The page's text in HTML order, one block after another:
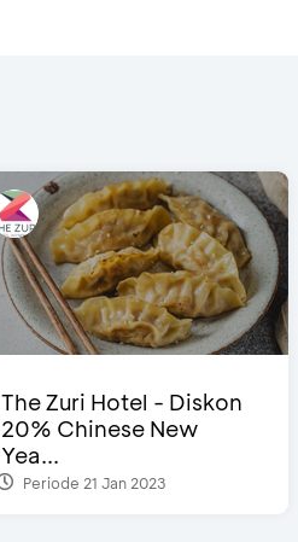
The Zuri Hotel - Diskon
20% Chinese New
Yea...
Periode 21 Jan 2023